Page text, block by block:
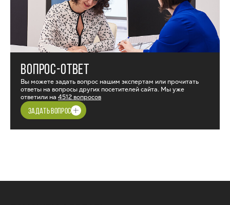
ВОПРОС-ОТВЕТ
Вы можете задать вопрос нашим экспертам или прочитать
ответы на вопросы других посетителей сайта. Мы уже
ответили на 4512 вопросов
ЗАДАТЬ ВОПРОС